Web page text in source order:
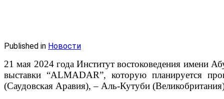
Published in Новости
21 мая 2024 года Институт востоковедения имени
выставки “ALMADAR”, которую планируется
(Саудовская Аравия), – Аль-Кутуби